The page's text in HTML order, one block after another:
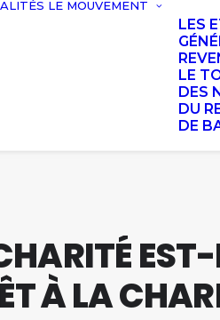
LE MOUVEMENT
LES
LE
DES
DU
DE
EST-
À LA